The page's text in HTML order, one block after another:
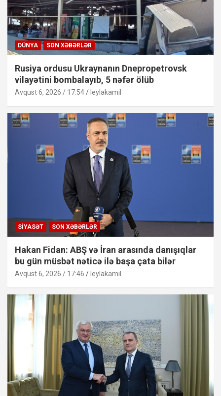
DÜNYA SON XƏBƏRLƏR
Rusiya ordusu Ukraynanın Dnepropetrovsk
vilayətini bombalayıb, 5 nəfər ölüb
Avqust 6, 2026 / 17:54 leylakamil
SIYASƏT SON XƏBƏRLƏR
Hakan Fidan: ABŞ və İran arasında danışıqlar
bu gün müsbət nəticə ilə başa çata bilər
Avqust 6, 2026 / 17:46 leylakamil